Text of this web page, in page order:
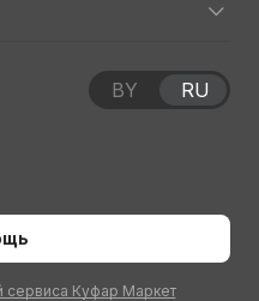
сервиса Куфар Маркет
BY RU